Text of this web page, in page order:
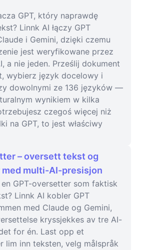
GPT, który naprawdę
Linnk AI łączy GPT
i Gemini, dzięki czemu
jest weryfikowane przez
a nie jeden. Prześlij dokument
wybierz język docelowy i
dowolnymi ze 136 języków —
wynikiem w kilka
czegoś więcej niż
na GPT, to jest właściwy
– oversett tekst og
multi-AI-presisjon
GPT-oversetter som faktisk
Linnk AI kobler GPT
med Claude og Gemini,
kryssjekkes av tre AI-
for én. Last opp et
lim inn teksten, velg målspråk